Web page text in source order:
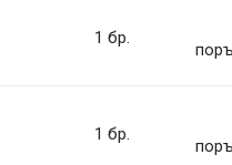
eget tincidunt ex semper sit
et fringilla facilisis.
1 бр.
1 бр.